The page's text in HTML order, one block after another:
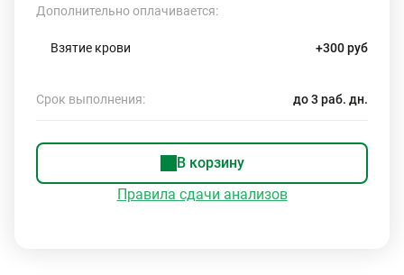
Дополнительно оплачивается:
Взятие крови +300 руб
Срок выполнения: до 3 раб. дн.
В корзину
Правила сдачи анализов